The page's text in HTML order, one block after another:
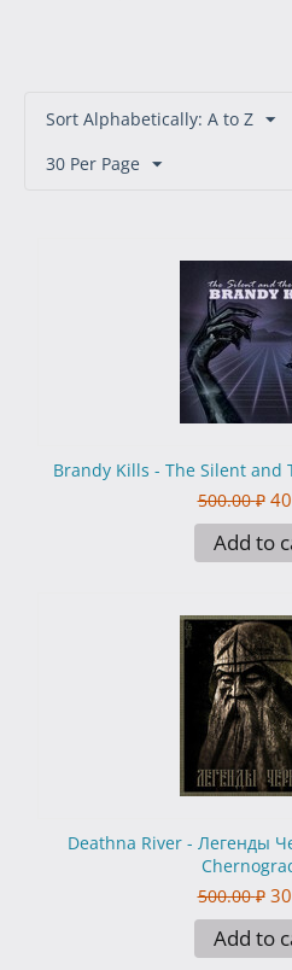
Sort Alphabetically: A to Z
30 Per Page
Brandy Kills - The Silent and
500.00 ₽
Add to
Deathna River - Легенды
500.00 ₽
Add to